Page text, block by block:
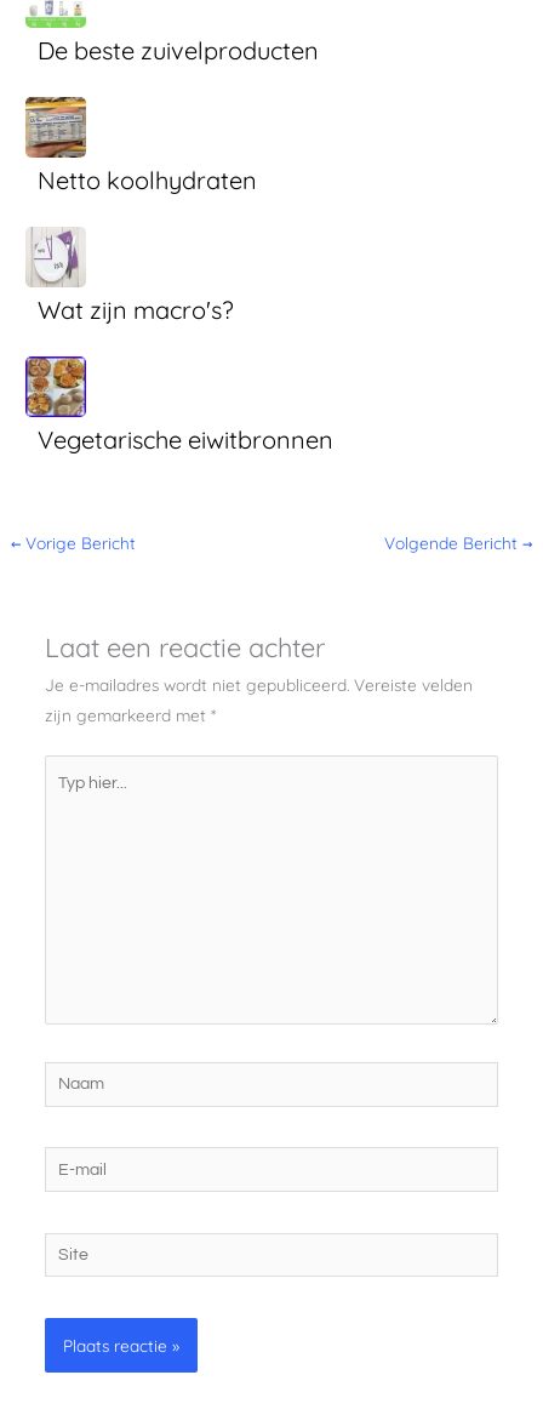
De beste zuivelproducten
Netto koolhydraten
Wat zijn macro's?
Vegetarische eiwitbronnen
← Vorige Bericht Volgende Bericht →
Laat een reactie achter
Je e-mailadres wordt niet gepubliceerd. Vereiste velden
zijn gemarkeerd met *
Naam
mail
Site